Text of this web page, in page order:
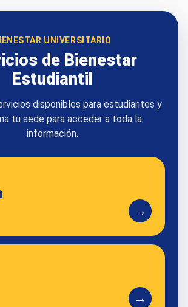
UNIVERSITARIO
de Bienestar
Estudiantil
disponibles para estudiantes y
tu sede para acceder a toda la
información.
→
→